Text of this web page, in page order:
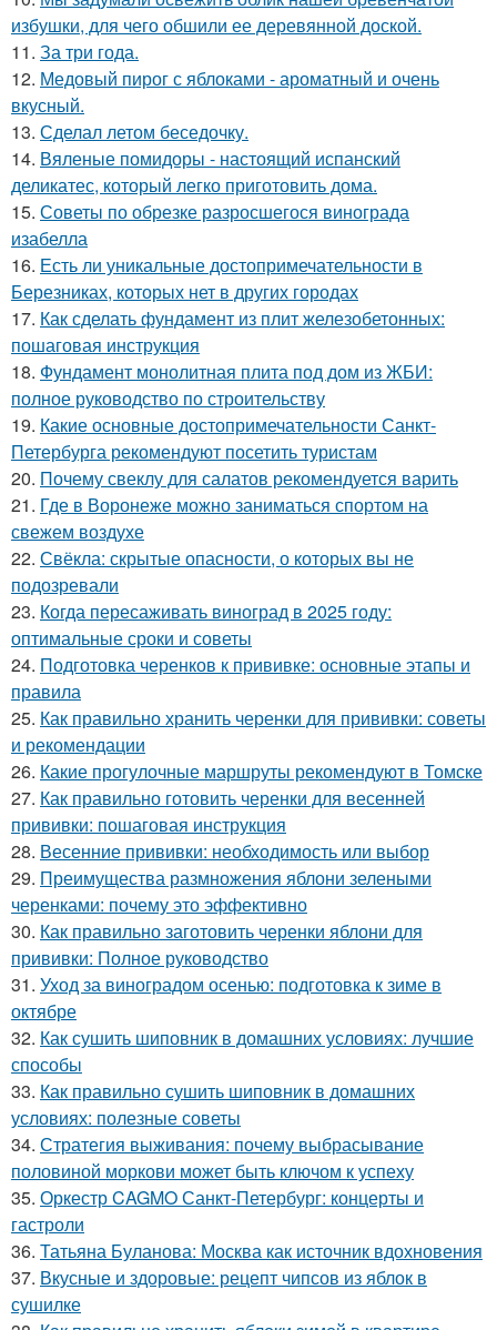
избушки, для чего обшили ее деревянной доской.
11. За три года.
12. Медовый пирог с яблоками - ароматный и очень
вкусный.
13. Сделал летом беседочку.
14. Вяленые помидоры - настоящий испанский
деликатес, который легко приготовить дома.
15. Советы по обрезке разросшегося винограда
изабелла
16. Есть ли уникальные достопримечательности в
Березниках, которых нет в других городах
17. Как сделать фундамент из плит железобетонных:
пошаговая инструкция
18. Фундамент монолитная плита под дом из ЖБИ:
полное руководство по строительству
19. Какие основные достопримечательности Санкт-
Петербурга рекомендуют посетить туристам
20. Почему свеклу для салатов рекомендуется варить
21. Где в Воронеже можно заниматься спортом на
свежем воздухе
22. Свёкла: скрытые опасности, о которых вы не
подозревали
23. Когда пересаживать виноград в 2025 году:
оптимальные сроки и советы
24. Подготовка черенков к прививке: основные этапы и
правила
25. Как правильно хранить черенки для прививки: советы
и рекомендации
26. Какие прогулочные маршруты рекомендуют в Томске
27. Как правильно готовить черенки для весенней
прививки: пошаговая инструкция
28. Весенние прививки: необходимость или выбор
29. Преимущества размножения яблони зелеными
черенками: почему это эффективно
30. Как правильно заготовить черенки яблони для
прививки: Полное руководство
31. Уход за виноградом осенью: подготовка к зиме в
октябре
32. Как сушить шиповник в домашних условиях: лучшие
способы
33. Как правильно сушить шиповник в домашних
условиях: полезные советы
34. Стратегия выживания: почему выбрасывание
половиной моркови может быть ключом к успеху
35. Оркестр CAGMO Санкт-Петербург: концерты и
гастроли
36. Татьяна Буланова: Москва как источник вдохновения
37. Вкусные и здоровые: рецепт чипсов из яблок в
сушилке